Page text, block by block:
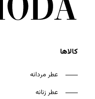
کالاها
عطر مردانه
عطر زنانه